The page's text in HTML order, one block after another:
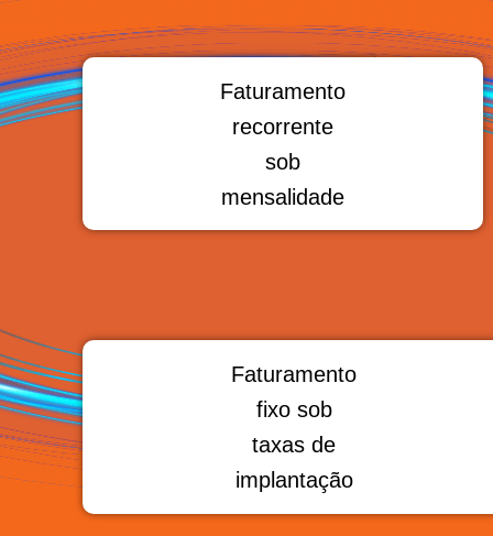
Faturamento
recorrente
sob
mensalidade
Faturamento
fixo sob
taxas de
implantação